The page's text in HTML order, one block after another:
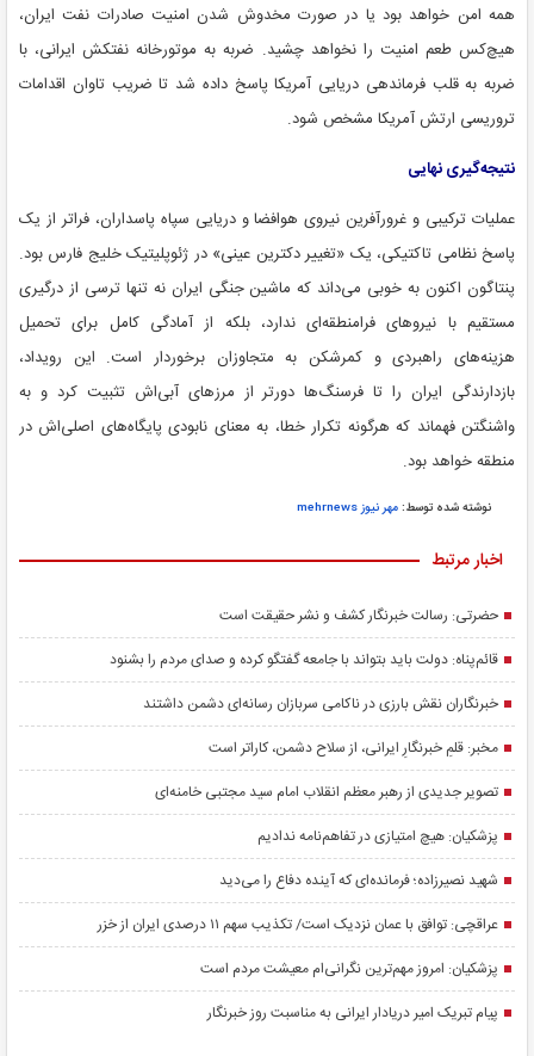
همه امن خواهد بود یا در صورت مخدوش شدن امنیت صادرات نفت ایران،
هیچ‌کس طعم امنیت را نخواهد چشید. ضربه به موتورخانه نفتکش ایرانی، با
ضربه به قلب فرماندهی دریایی آمریکا پاسخ داده شد تا ضریب تاوان اقدامات
تروریسی ارتش آمریکا مشخص شود.
نتیجه‌گیری نهایی
عملیات ترکیبی و غرورآفرین نیروی هوافضا و دریایی سپاه پاسداران، فراتر از یک
پاسخ نظامی تاکتیکی، یک «تغییر دکترین عینی» در ژئوپلیتیک خلیج فارس بود.
پنتاگون اکنون به خوبی می‌داند که ماشین جنگی ایران نه تنها ترسی از درگیری
مستقیم با نیروهای فرامنطقه‌ای ندارد، بلکه از آمادگی کامل برای تحمیل
هزینه‌های راهبردی و کمرشکن به متجاوزان برخوردار است. این رویداد،
بازدارندگی ایران را تا فرسنگ‌ها دورتر از مرزهای آبی‌اش تثبیت کرد و به
واشنگتن فهماند که هرگونه تکرار خطا، به معنای نابودی پایگاه‌های اصلی‌اش در
منطقه خواهد بود.
نوشته شده توسط:مهر نیوز mehrnews
اخبار مرتبط
حضرتی: رسالت خبرنگار کشف و نشر حقیقت است
قائم‌پناه: دولت باید بتواند با جامعه گفتگو کرده و صدای مردم را بشنود
خبرنگاران نقش بارزی در ناکامی سربازان رسانه‌ای دشمن داشتند
مخبر: قلمِ خبرنگارِ ایرانی، از سلاح دشمن، کاراتر است
تصویر جدیدی از رهبر معظم انقلاب امام سید مجتبی خامنه‌ای
پزشکیان: هیچ امتیازی در تفاهم‌نامه ندادیم
شهید نصیرزاده؛ فرمانده‌ای که آینده دفاع را می‌دید
عراقچی: توافق با عمان نزدیک است/ تکذیب سهم ۱۱ درصدی ایران از خزر
پزشکیان: امروز مهم‌ترین نگرانی‌ام معیشت مردم است
پیام تبریک امیر دریادار ایرانی به مناسبت روز خبرنگار